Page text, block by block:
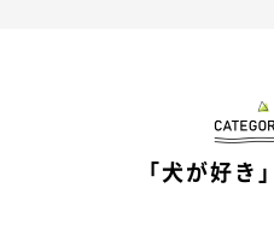
「犬が好き